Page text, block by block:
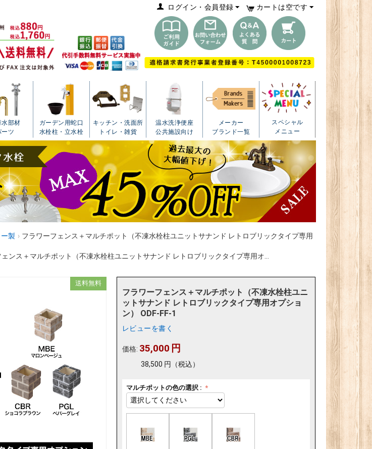
カートは空です
ログイン・会員登録
水部材
ーツ
ガーデン用蛇口
水栓柱・立水栓
キッチン・洗面所
トイレ・雑貨
温水洗浄便座
公共施設向け
メーカー
ブランド一覧
スペシャル
メニュー
製 › フラワーフェンス＋マルチポット（不凍水栓柱ユニットサナンド レトロブリックタイプ専用
ンス＋マルチポット（不凍水栓柱ユニットサナンド レトロブリックタイプ専用オ...
送料無料
フラワーフェンス＋マルチポット（不凍水栓柱ユニ
ットサナンド レトロブリックタイプ専用オプショ
ン） ODF-FF-1
レビューを書く
価格: 35,000 円
38,500 円 （税込）
マルチポットの色の選択 :